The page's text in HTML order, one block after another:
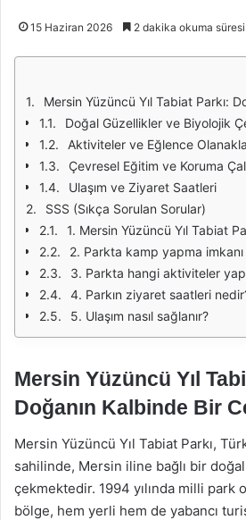
15 Haziran 2026 2 dakika okuma süresi
Mersin Yüzüncü Yıl Tabiat Parkı:
Doğal Güzellikler ve Biyolojik
Aktiviteler ve Eğlence
Çevresel Eğitim ve Koruma
Ulaşım ve Ziyaret Saatleri
SSS (Sıkça Sorulan Sorular)
1. Mersin Yüzüncü Yıl Tabiat
2. Parkta kamp yapma imkanı
3. Parkta hangi aktiviteler
4. Parkın ziyaret saatleri
5. Ulaşım nasıl sağlanır?
Mersin Yüzüncü Yıl
Doğanın Kalbinde Bir
Mersin Yüzüncü Yıl Tabiat Parkı,
sahilinde, Mersin iline bağlı bir
çekmektedir. 1994 yılında milli park
bölge, hem yerli hem de yabancı